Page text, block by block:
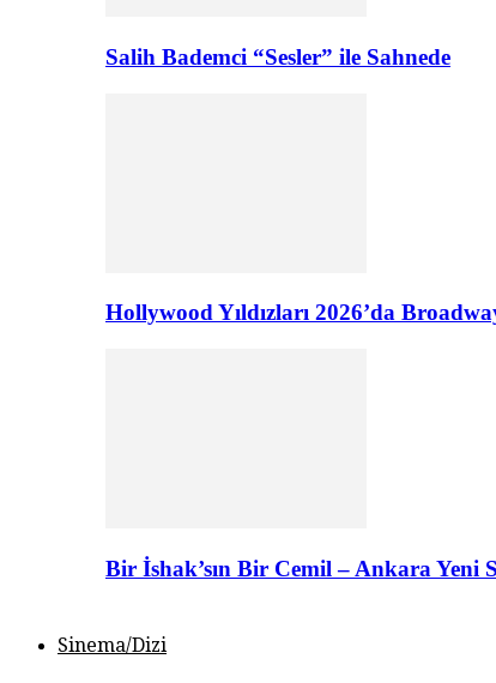
Salih Bademci “Sesler” ile Sahnede
Hollywood Yıldızları 2026’da
Bir İshak’sın Bir Cemil – Ankara Yeni
Sinema/Dizi